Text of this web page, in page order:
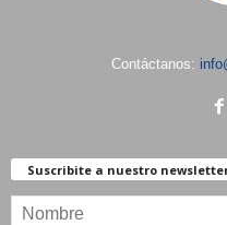
Contáctanos:
Suscribite a nuestro